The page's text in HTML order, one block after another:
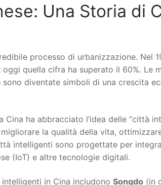
Una Storia di
processo di urbanizzazione. Nel
quella cifra ha superato il 60%. Le
sono diventate simboli di una crescita
ha abbracciato l’idea delle “città
la qualità della vita,
intelligenti sono progettate per
(IoT) e altre tecnologie digitali.
in Cina includono Songdo (in